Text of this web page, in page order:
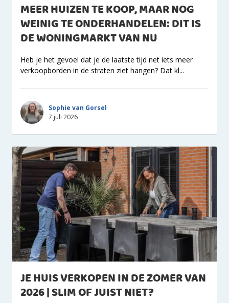
MEER HUIZEN TE KOOP, MAAR NOG
WEINIG TE ONDERHANDELEN: DIT IS
DE WONINGMARKT VAN NU
Heb je het gevoel dat je de laatste tijd net iets meer
verkoopborden in de straten ziet hangen? Dat kl...
Sophie van Gorsel
7 juli 2026
JE HUIS VERKOPEN IN DE ZOMER VAN
2026 | SLIM OF JUIST NIET?